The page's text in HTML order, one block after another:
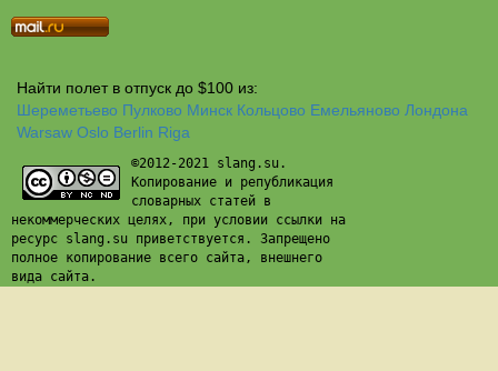
Найти полет в отпуск до $100 из:
Шереметьево Пулково Минск Кольцово Емельяново Лондона
Warsaw Oslo Berlin Riga
©2012-2021 slang.su.
Копирование и републикация
словарных статей в
некоммерческих целях, при условии ссылки на
ресурс slang.su приветствуется. Запрещено
полное копирование всего сайта, внешнего
вида сайта.